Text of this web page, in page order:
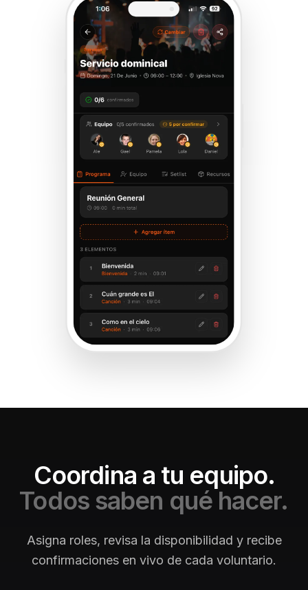
Coordina a tu equipo.
Todos saben qué hacer.
Asigna roles, revisa la disponibilidad y recibe
confirmaciones en vivo de cada voluntario.